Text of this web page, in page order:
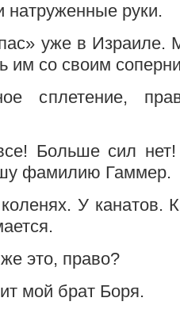
натруженные руки.
уже в
им со своим
сплетение,
Больше сил
фамилию Гаммер.
У канатов.
это, право?
мой брат Боря.